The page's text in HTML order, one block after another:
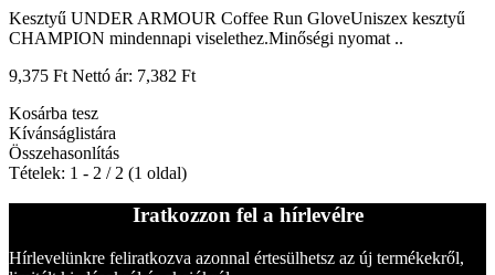
Kesztyű UNDER ARMOUR Coffee Run GloveUniszex kesztyű
CHAMPION mindennapi viselethez.Minőségi nyomat ..
9,375 Ft Nettó ár: 7,382 Ft
Kosárba tesz
Kívánságlistára
Összehasonlítás
Tételek: 1 - 2 / 2 (1 oldal)
Iratkozzon fel a hírlevélre
Hírlevelünkre feliratkozva azonnal értesülhetsz az új termékekről,